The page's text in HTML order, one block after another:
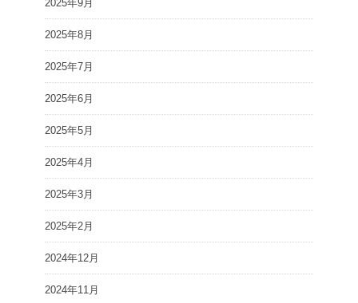
2025年9月
2025年8月
2025年7月
2025年6月
2025年5月
2025年4月
2025年3月
2025年2月
2024年12月
2024年11月